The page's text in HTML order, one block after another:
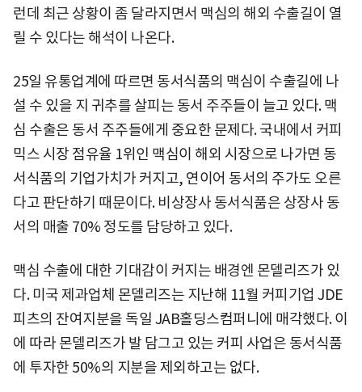
런데 최근 상황이 좀 달라지면서 맥심의 해외 수출길이 열
릴 수 있다는 해석이 나온다.
25일 유통업계에 따르면 동서식품의 맥심이 수출길에 나
설 수 있을 지 귀추를 살피는 동서 주주들이 늘고 있다. 맥
심 수출은 동서 주주들에게 중요한 문제다. 국내에서 커피
믹스 시장 점유율 1위인 맥심이 해외 시장으로 나가면 동
서식품의 기업가치가 커지고, 연이어 동서의 주가도 오른
다고 판단하기 때문이다. 비상장사 동서식품은 상장사 동
서의 매출 70% 정도를 담당하고 있다.
맥심 수출에 대한 기대감이 커지는 배경엔 몬델리즈가 있
다. 미국 제과업체 몬델리즈는 지난해 11월 커피기업 JDE
피츠의 잔여지분을 독일 JAB홀딩스컴퍼니에 매각했다. 이
에 따라 몬델리즈가 발 담그고 있는 커피 사업은 동서식품
에 투자한 50%의 지분을 제외하고는 없다.